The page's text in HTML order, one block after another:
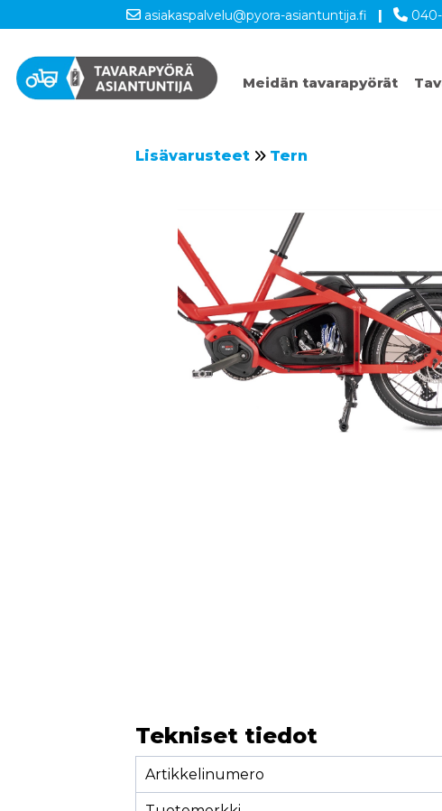
asiakaspalvelu@pyora-asiantuntija.fi |
Meidän tavarapyörät
Lisävarusteet Tern
Tekniset tiedot
Artikkelinumero